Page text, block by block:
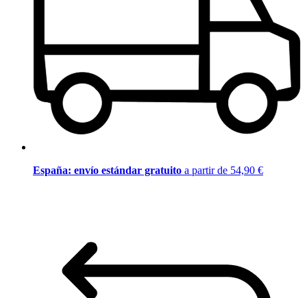
España: envío estándar gratuito a partir de 54,90 €